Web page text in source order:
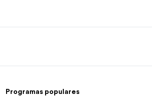
Programas populares